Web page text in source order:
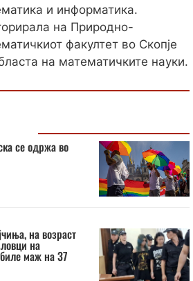
и информатика.
на Природно-
факултет во Скопје
на математичките науки.
се одржа во
на возраст
на
маж на 37